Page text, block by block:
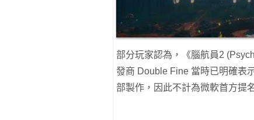
部分玩家認為，《腦航員2
發商 Double Fine 當時已明確表
部製作，因此不計為微軟首方提